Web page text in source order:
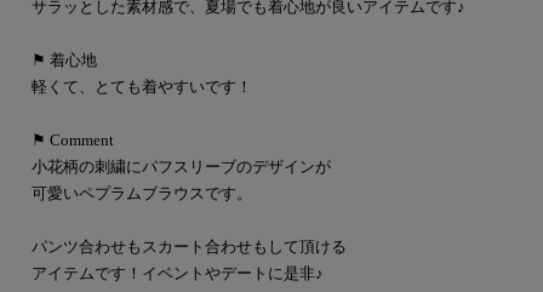
サラッとした素材感で、夏場でも着心地が良いアイテムです♪
⚑ 着心地
軽くて、とても着やすいです！
⚑ Comment
小花柄の刺繍にパフスリーブのデザインが
可愛いペプラムブラウスです。
パンツ合わせもスカート合わせもして頂ける
アイテムです！イベントやデートに是非♪